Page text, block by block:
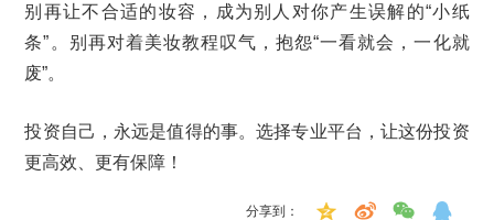
别再让不合适的妆容，成为别人对你产生误解的“小纸
条”。别再对着美妆教程叹气，抱怨“一看就会，一化就
废”。
投资自己，永远是值得的事。选择专业平台，让这份投资
更高效、更有保障！
分享到：